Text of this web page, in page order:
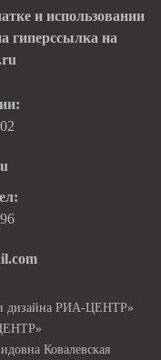
и использовании
гиперссылка на
дизайна РИА-ЦЕНТР»
Ковалевская